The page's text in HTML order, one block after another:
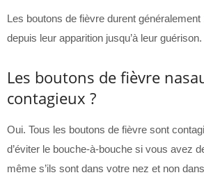
Les boutons de fièvre durent généralement
depuis leur apparition jusqu’à leur guérison.
Les boutons de fièvre
contagieux ?
Oui. Tous les boutons de fièvre sont
d’éviter le bouche-à-bouche si vous avez
même s’ils sont dans votre nez et non